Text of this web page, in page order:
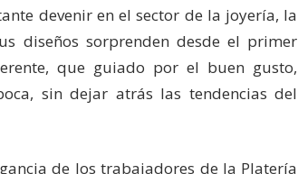
devenir en el sector de la joyería, la
diseños sorprenden desde el primer
que guiado por el buen gusto,
sin dejar atrás las tendencias del
de los trabajadores de la Platería